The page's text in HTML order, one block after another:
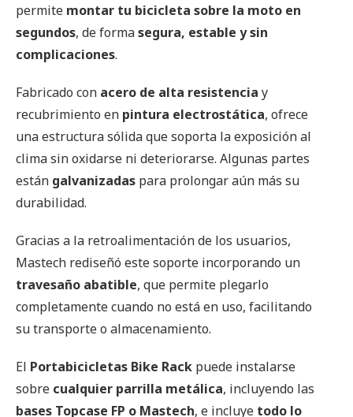
permite montar tu bicicleta sobre la moto en
segundos, de formasegura, estable y sin
complicaciones.
Fabricado con acero de alta resistencia y
recubrimiento en pintura electrostática, ofrece
una estructura sólida que soporta la exposición al
clima sin oxidarse ni deteriorarse. Algunas partes
están galvanizadas para prolongar aún más su
durabilidad.
Gracias a la retroalimentación de los usuarios,
Mastech rediseñó este soporte incorporando un
travesaño abatible, que permite plegarlo
completamente cuando no está en uso, facilitando
su transporte o almacenamiento.
El Portabicicletas Bike Rack puede instalarse
sobre cualquier parrilla metálica, incluyendo las
bases Topcase FP o Mastech, e incluye todo lo